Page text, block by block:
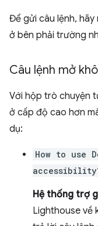
Để gửi câu lệnh, hãy
ở bên phải trường
Câu lệnh mở
Với hộp trò chuyện
ở cấp độ cao hơn
dụ:
How to use
Hệ thống trợ
Lighthouse về